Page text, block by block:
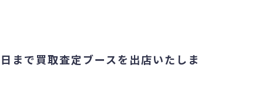
まで買取査定ブースを出店いたしま